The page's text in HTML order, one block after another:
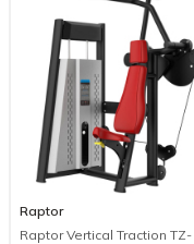
Raptor
Raptor Vertical Traction TZ-